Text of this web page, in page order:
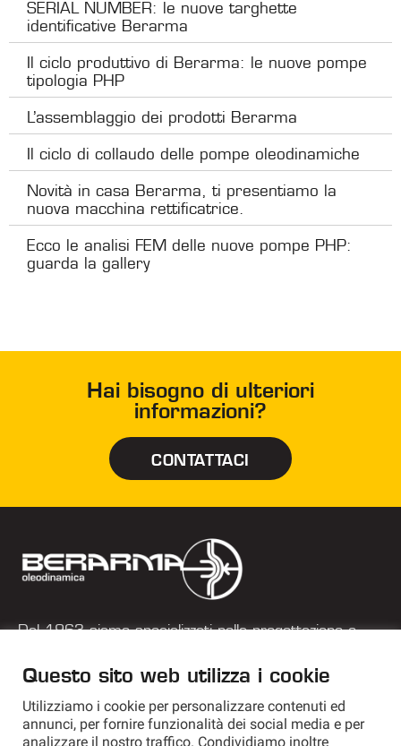
SERIAL NUMBER: le nuove targhette
identificative Berarma
Il ciclo produttivo di Berarma: le nuove pompe
tipologia PHP
L’assemblaggio dei prodotti Berarma
Il ciclo di collaudo delle pompe oleodinamiche
Novità in casa Berarma, ti presentiamo la
nuova macchina rettificatrice.
Ecco le analisi FEM delle nuove pompe PHP:
guarda la gallery
Hai bisogno di ulteriori
informazioni?
CONTATTACI
Dal 1963 siamo specializzati nella progettazione e
info@berarma.it
Questo sito web utilizza i cookie
Utilizziamo i cookie per personalizzare contenuti ed
annunci, per fornire funzionalità dei social media e per
analizzare il nostro traffico. Condividiamo inoltre